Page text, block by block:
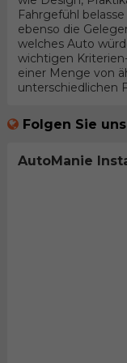
Fahrgefühl
ebenso die
welches Auto
wichtigen
einer Menge von
unterschiedlichen
Folgen Sie uns
AutoManie